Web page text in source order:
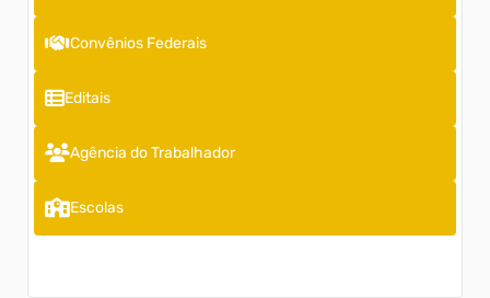
Saúde
CISVIR
SISPRENATAL
Convênios Federais
Editais
Agência do Trabalhador
Escolas